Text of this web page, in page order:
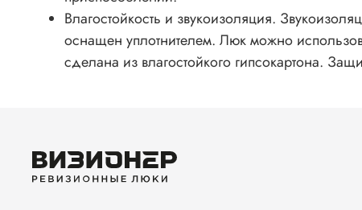
Влагостойкость и звукоизоляция.
оснащен уплотнителем. Люк можно
сделана из влагостойкого гипсокартона.